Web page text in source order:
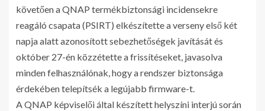
követően a QNAP termékbiztonsági incidensekre
reagáló csapata (PSIRT) elkészítette a verseny első két
napja alatt azonosított sebezhetőségek javítását és
október 27-én közzétette a frissítéseket, javasolva
minden felhasználónak, hogy a rendszer biztonsága
érdekében telepítsék a legújabb firmware-t.
A QNAP képviselői által készített helyszíni interjú során